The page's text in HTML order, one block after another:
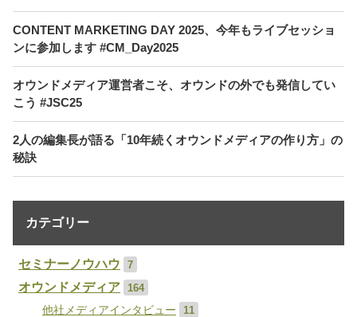
CONTENT MARKETING DAY 2025、今年もライブセッショ
ンに参加します #CM_Day2025
オウンドメディア運営者こそ、オウンドの外でも発信してい
こう #JSC25
2人の編集長が語る「10年続くオウンドメディアの作り方」の
秘訣
カテゴリー
セミナーノウハウ 7
オウンドメディア
164
他社メディアインタビュー
11